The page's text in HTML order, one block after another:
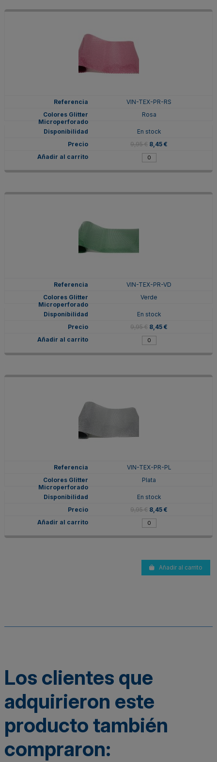
VIN-TEX-PR-RS
Rosa
En stock
9,95 € 8,45 €
VIN-TEX-PR-VD
Verde
En stock
9,95 € 8,45 €
VIN-TEX-PR-PL
Plata
En stock
9,95 € 8,45 €
Añadir al carrito
Los clientes que
adquirieron este
producto también
compraron: